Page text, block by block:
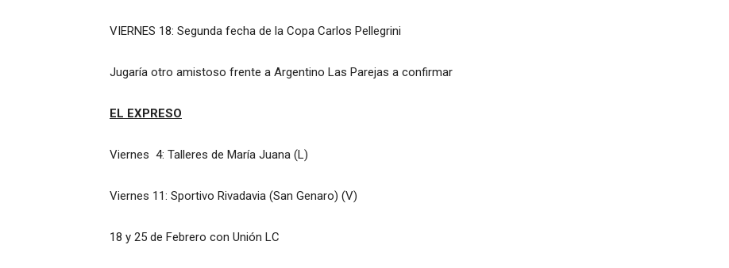
VIERNES 18: Segunda fecha de la Copa Carlos Pellegrini
Jugaría otro amistoso frente a Argentino Las Parejas a confirmar
EL EXPRESO
Viernes 4: Talleres de María Juana (L)
Viernes 11: Sportivo Rivadavia (San Genaro) (V)
18 y 25 de Febrero con Unión LC